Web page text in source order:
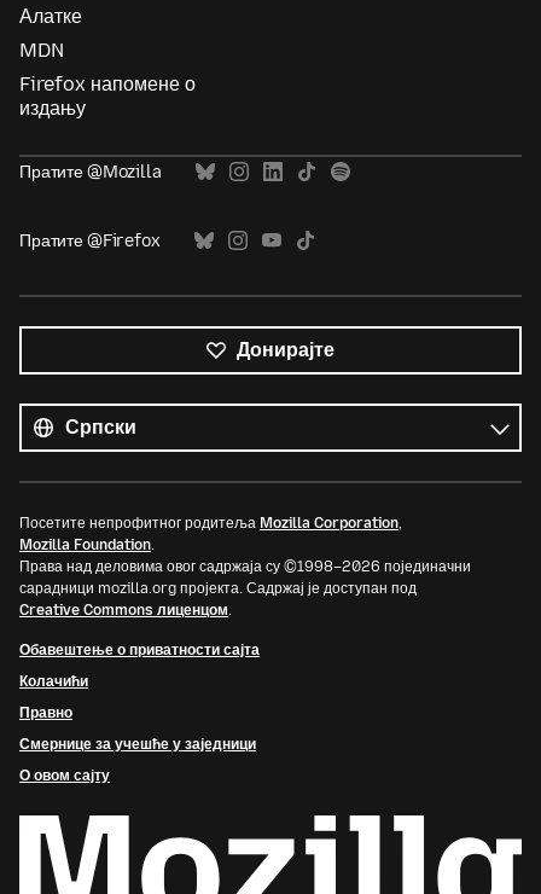
Алатке
MDN
Firefox напомене о
издању
Пратите @Mozilla
Пратите @Firefox
Донирајте
језици
Језик
Посетите непрофитног родитеља Mozilla Corporation,
Mozilla Foundation.
Права над деловима овог садржаја су ©1998–2026 појединачни
сарадници mozilla.org пројекта. Садржај је доступан под
Creative Commons лиценцом.
Обавештење о приватности сајта
Колачићи
Правно
Смернице за учешће у заједници
О овом сајту